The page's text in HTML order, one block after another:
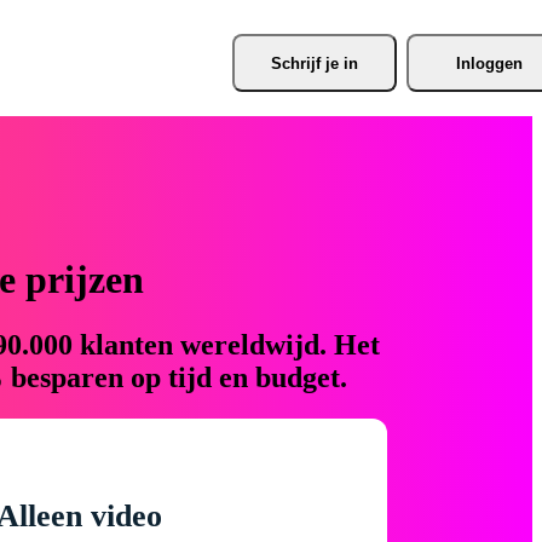
Schrijf je in Inloggen
prijzen
klanten wereldwijd. Het
op tijd en budget.
video